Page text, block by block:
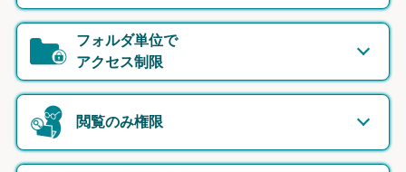
フォルダ単位で
アクセス制限
閲覧のみ権限